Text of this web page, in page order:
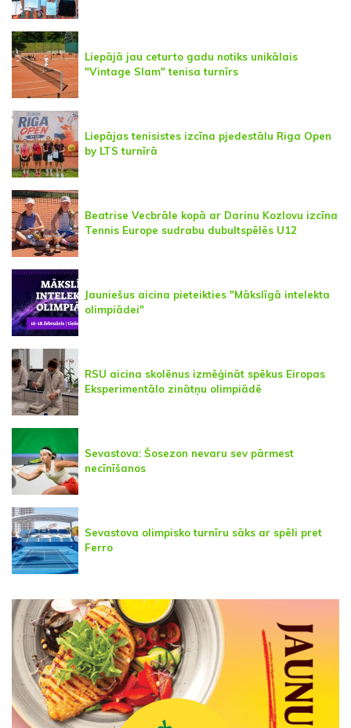
Liepājā jau ceturto gadu notiks unikālais
"Vintage Slam" tenisa turnīrs
Liepājas tenisistes izcīna pjedestālu Riga Open
by LTS turnīrā
Beatrise Vecbrāle kopā ar Darinu Kozlovu izcīna
Tennis Europe sudrabu dubultspēlēs U12
Jauniešus aicina pieteikties "Mākslīgā intelekta
olimpiādei"
RSU aicina skolēnus izmēģināt spēkus Eiropas
Eksperimentālo zinātņu olimpiādē
Sevastova: Šosezon nevaru sev pārmest
necīnīšanos
Sevastova olimpisko turnīru sāks ar spēli pret
Ferro